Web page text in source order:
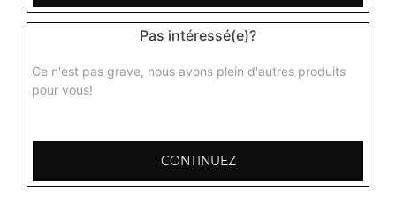
Nos Plats aux Gambas
+
Pas intéressé(e)?
Ce n'est pas grave, nous avons plein d'autres produits
pour vous!
CONTINUEZ